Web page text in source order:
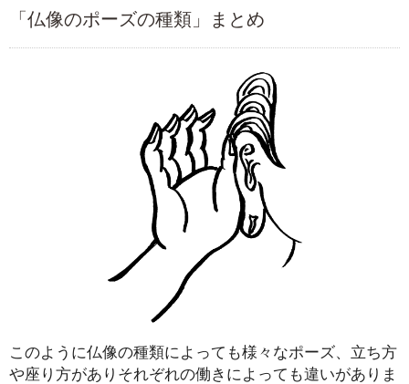
「仏像のポーズの種類」まとめ
このように仏像の種類によっても様々なポーズ、立ち方
や座り方がありそれぞれの働きによっても違いがありま